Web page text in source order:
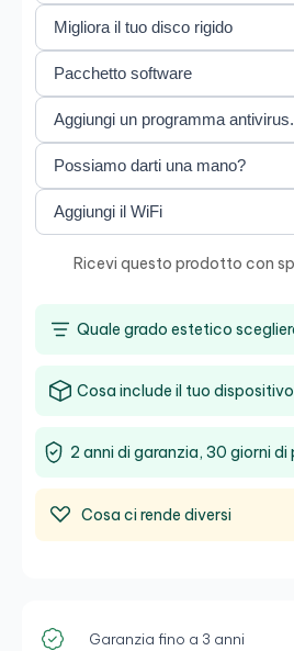
Ricevi questo prodotto con
Quale grado estetico
Cosa include il tuo
2 anni di garanzia, 30 giorni di
Cosa ci rende diversi
Garanzia fino a 3 anni